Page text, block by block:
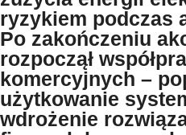
ryzykiem podczas
Po zakończeniu
rozpoczął
komercyjnych –
użytkowanie
wdrożenie